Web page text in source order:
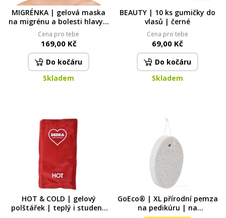
MIGRÉNKA | gelová maska
na migrénu a bolesti hlavy |
teplý i studený obklad | XXL
28 × 8 cm
Cena pro tebe
169,00 Kč
Do kočáru
Skladem
BEAUTY | 10 ks gumičky do
vlasů | černé
Cena pro tebe
69,00 Kč
Do kočáru
Skladem
HOT & COLD | gelový
polštářek | teplý i studený
GoEco® | XL přírodní pemza
na pedikúru | na